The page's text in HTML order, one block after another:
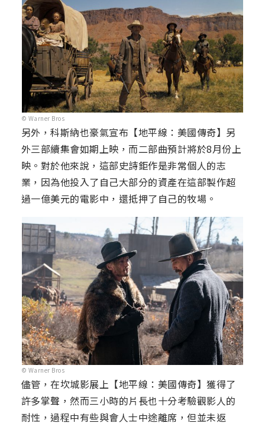
© Warner Bros
另外，科斯納也豪氣宣布【地平線：美國傳奇】另
外三部續集會如期上映，而二部曲預計將於8月份上
映。對於他來說，這部史詩鉅作是非常個人的志
業，因為他投入了自己大部分的資產在這部製作超
過一億美元的電影中，還抵押了自己的牧場。
© Warner Bros
儘管，在坎城影展上【地平線：美國傳奇】獲得了
許多掌聲，然而三小時的片長也十分考驗觀影人的
耐性，過程中有些與會人士中途離席，但並未返